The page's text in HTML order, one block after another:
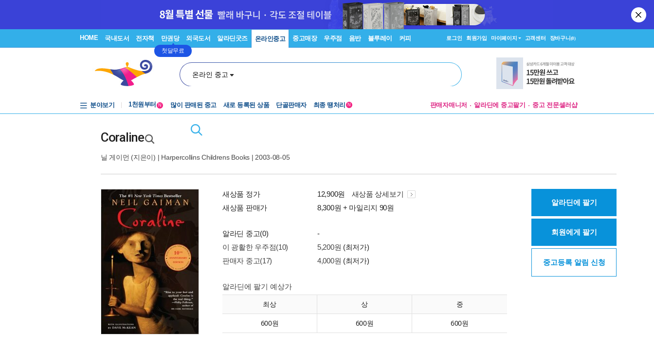
HOME 국내도서 전자책 만권당
첫달무료
외국도서 알라딘굿즈 온라인중고 중고매장 우주점 음반 블루레이 커피 로그인 회원가입 마이페이지 고객센터 장바구니(0)
온라인 중고
분야보기
중고음반
N 많이 판매된 중고 새로 등록된 상품 단골판매자 최종 땡처리 N 판매자매니저 알라딘에 중고팔기 중고 전문셀러샵
Coraline
닐 게이먼 (지은이) | Harpercollins Childrens Books| 2003-08-05
새상품 정가 12,900원
새상품 상세보기
새상품 판매가
8,300원 + 마일리지 90원
알라딘 중고(0)
-
이 광활한 우주점(10)
5,200원 (최저가)
판매자 중고(17)
4,000원 (최저가)
알라딘에 팔기 예상가
최상 상 중
600원 600원 600원
알라딘에 팔기
회원에게 팔기
중고등록 알림 신청